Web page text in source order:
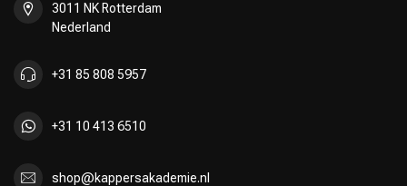
3011 NK Rotterdam
Nederland
+31 85 808 5957
+31 10 413 6510
shop@kappersakademie.nl